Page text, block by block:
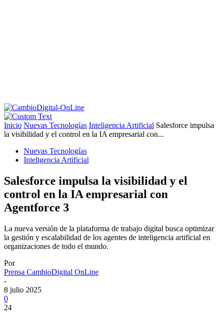
Inicio Nuevas Tecnologías Inteligencia Artificial Salesforce impulsa
la visibilidad y el control en la IA empresarial con...
Nuevas Tecnologías
Inteligencia Artificial
Salesforce impulsa la visibilidad y el
control en la IA empresarial con
Agentforce 3
La nueva versión de la plataforma de trabajo digital busca optimizar
la gestión y escalabilidad de los agentes de inteligencia artificial en
organizaciones de todo el mundo.
Por
Prensa CambioDigital OnLine
-
8 julio 2025
0
24